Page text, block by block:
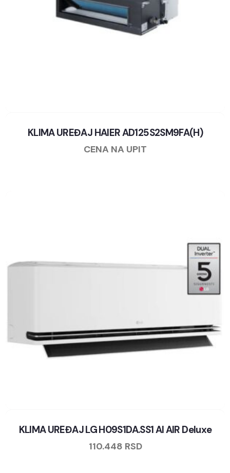
KLIMA UREĐAJ HAIER AD125S2SM9FA(H)
CENA NA UPIT
KLIMA UREĐAJ LG H09S1DA.SS1 AI AIR Deluxe
110.448 RSD